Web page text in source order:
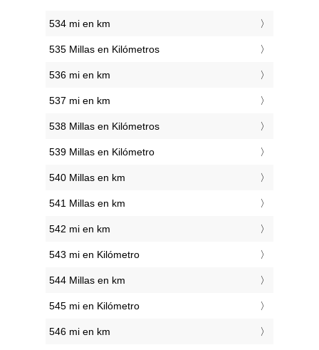
534 mi en km
535 Millas en Kilómetros
536 mi en km
537 mi en km
538 Millas en Kilómetros
539 Millas en Kilómetro
540 Millas en km
541 Millas en km
542 mi en km
543 mi en Kilómetro
544 Millas en km
545 mi en Kilómetro
546 mi en km